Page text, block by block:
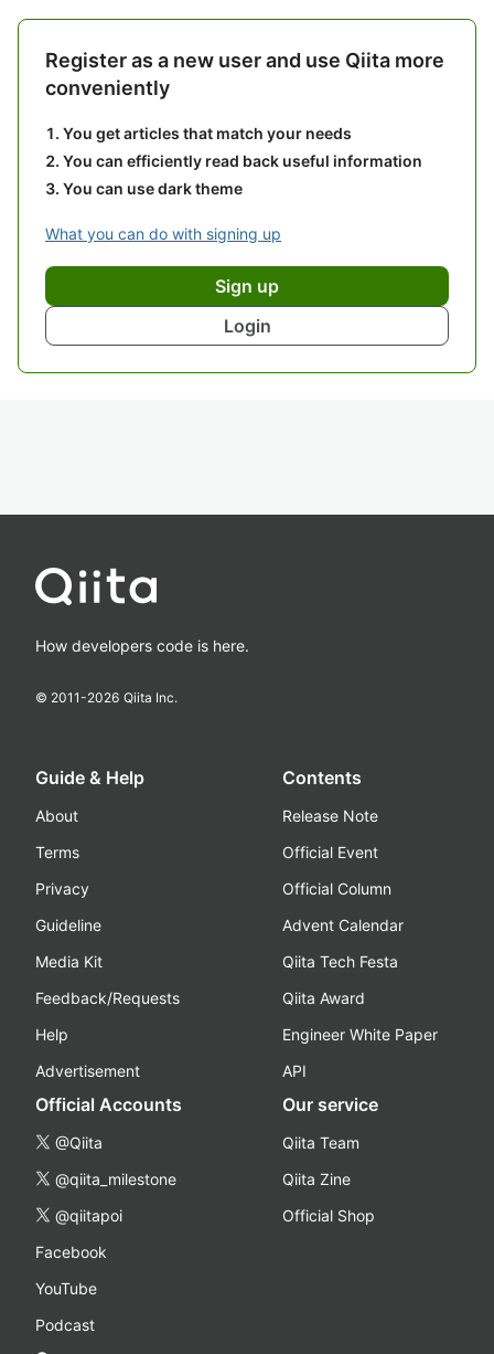
Register as a new user and use Qiita more
conveniently
You get articles that match your needs
You can efficiently read back useful information
You can use dark theme
What you can do with signing up
Sign up
Login
How developers code is here.
© 2011-2026 Qiita Inc.
Guide & Help
About
Terms
Privacy
Guideline
Media Kit
Feedback/Requests
Help
Advertisement
Contents
Release Note
Official Event
Official Column
Advent Calendar
Qiita Tech Festa
Qiita Award
Engineer White Paper
API
Official Accounts
@Qiita
@qiita_milestone
@qiitapoi
Facebook
YouTube
Podcast
Our service
Qiita Team
Qiita Zine
Official Shop